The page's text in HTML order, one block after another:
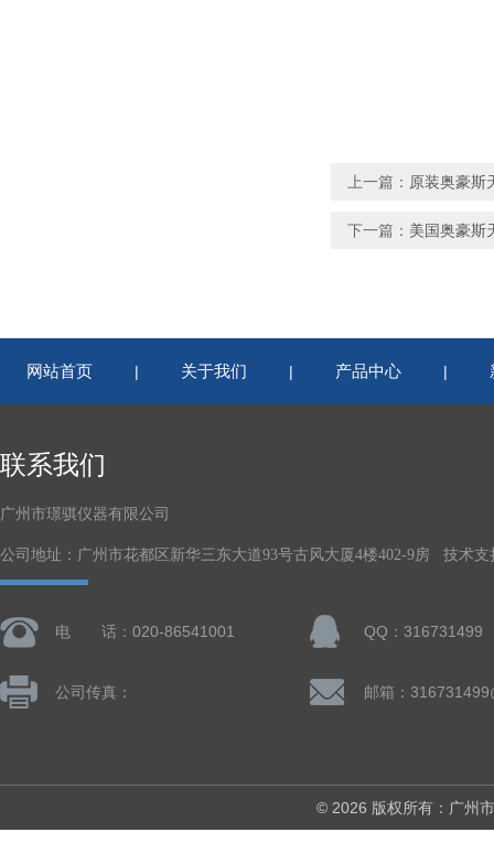
上一篇： 原装奥豪斯
下一篇： 美国奥豪斯
网站首页 | 关于我们 | 产品中心 |
联系我们
广州市璟骐仪器有限公司
公司地址：广州市花都区新华三东大道93号古风大厦4楼402-9房 技术支
电 话：020-86541001 QQ：316731499
公司传真： 邮箱：
© 2026 版权所有：广州